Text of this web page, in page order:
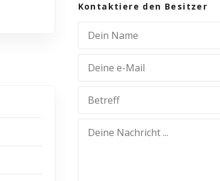
Kontaktiere den Besitzer